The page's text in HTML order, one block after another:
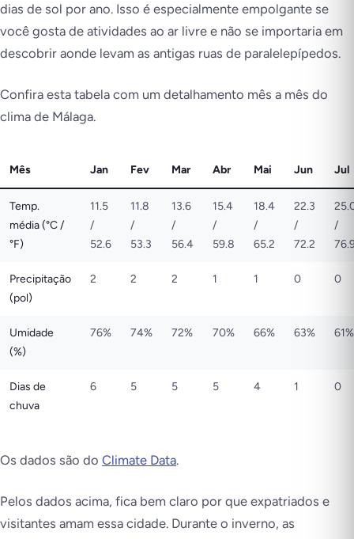
dias de sol por ano. Isso é especialmente empolgante se
você gosta de atividades ao ar livre e não se importaria em
descobrir aonde levam as antigas ruas de paralelepípedos.
Confira esta tabela com um detalhamento mês a mês do
clima de Málaga.
Mês Jan Fev Mar Abr Mai Jun Jul
Temp.
média (°C /
°F)
11.5
/
52.6
11.8
/
53.3
13.6
/
56.4
15.4
/
59.8
18.4
/
65.2
22.3
/
72.2
/
Precipitação
(pol)
2 2 2 1 1 0 0
Umidade
(%)
76% 74% 72% 70% 66% 63% 61%
Dias de
chuva
6 5 5 5 4 1 0
Os dados são do Climate Data.
Pelos dados acima, fica bem claro por que expatriados e
visitantes amam essa cidade. Durante o inverno, as